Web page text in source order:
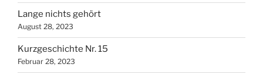
Lange nichts gehört
August 28, 2023
Kurzgeschichte Nr. 15
Februar 28, 2023